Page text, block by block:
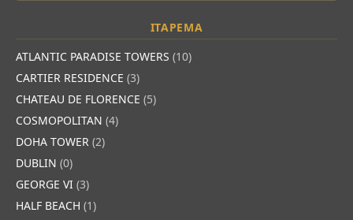
ITAPEMA
ATLANTIC PARADISE TOWERS (10)
CARTIER RESIDENCE (3)
CHATEAU DE FLORENCE (5)
COSMOPOLITAN (4)
DOHA TOWER (2)
DUBLIN (0)
GEORGE VI (3)
HALF BEACH (1)